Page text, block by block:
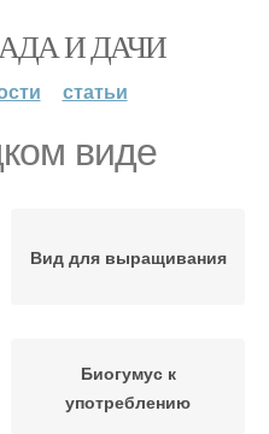
И ДАЧИ
статьи
виде
Вид для выращивания
Биогумус к
употреблению